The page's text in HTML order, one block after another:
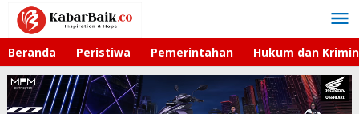
Lewati
konten
Beranda Peristiwa Pemerintahan Hukum dan